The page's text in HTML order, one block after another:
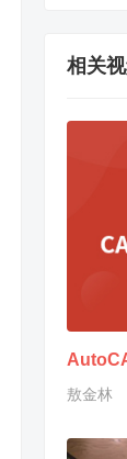
相关
敖金林